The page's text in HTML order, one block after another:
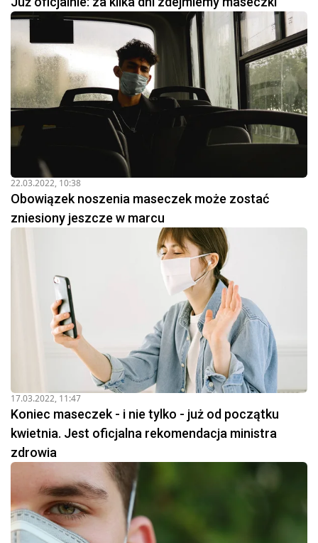
22.03.2022, 10:38
Obowiązek noszenia maseczek może zostać
zniesiony jeszcze w marcu
17.03.2022, 11:47
Koniec maseczek - i nie tylko - już od początku
kwietnia. Jest oficjalna rekomendacja ministra
zdrowia